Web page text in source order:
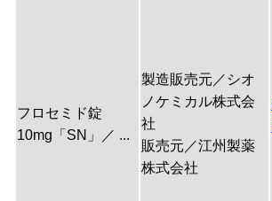
フロセミド錠
10mg「SN」／ ...
製造販売元／シオ
ノケミカル株式会
社
販売元／江州製薬
株式会社